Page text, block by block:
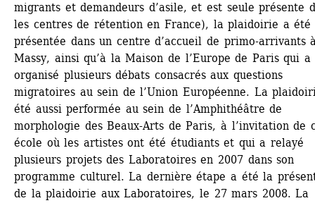
migrants et demandeurs d’asile, et est seule présente
les centres de rétention en France), la plaidoirie a été
présentée dans un centre d’accueil de primo-arrivants
Massy, ainsi qu’à la Maison de l’Europe de Paris qui a
organisé plusieurs débats consacrés aux questions
migratoires au sein de l’Union Européenne. La
été aussi performée au sein de l’Amphithéâtre de
morphologie des Beaux-Arts de Paris, à l’invitation de
école où les artistes ont été étudiants et qui a relayé
plusieurs projets des Laboratoires en 2007 dans son
programme culturel. La dernière étape a été la
de la plaidoirie aux Laboratoires, le 27 mars 2008. La